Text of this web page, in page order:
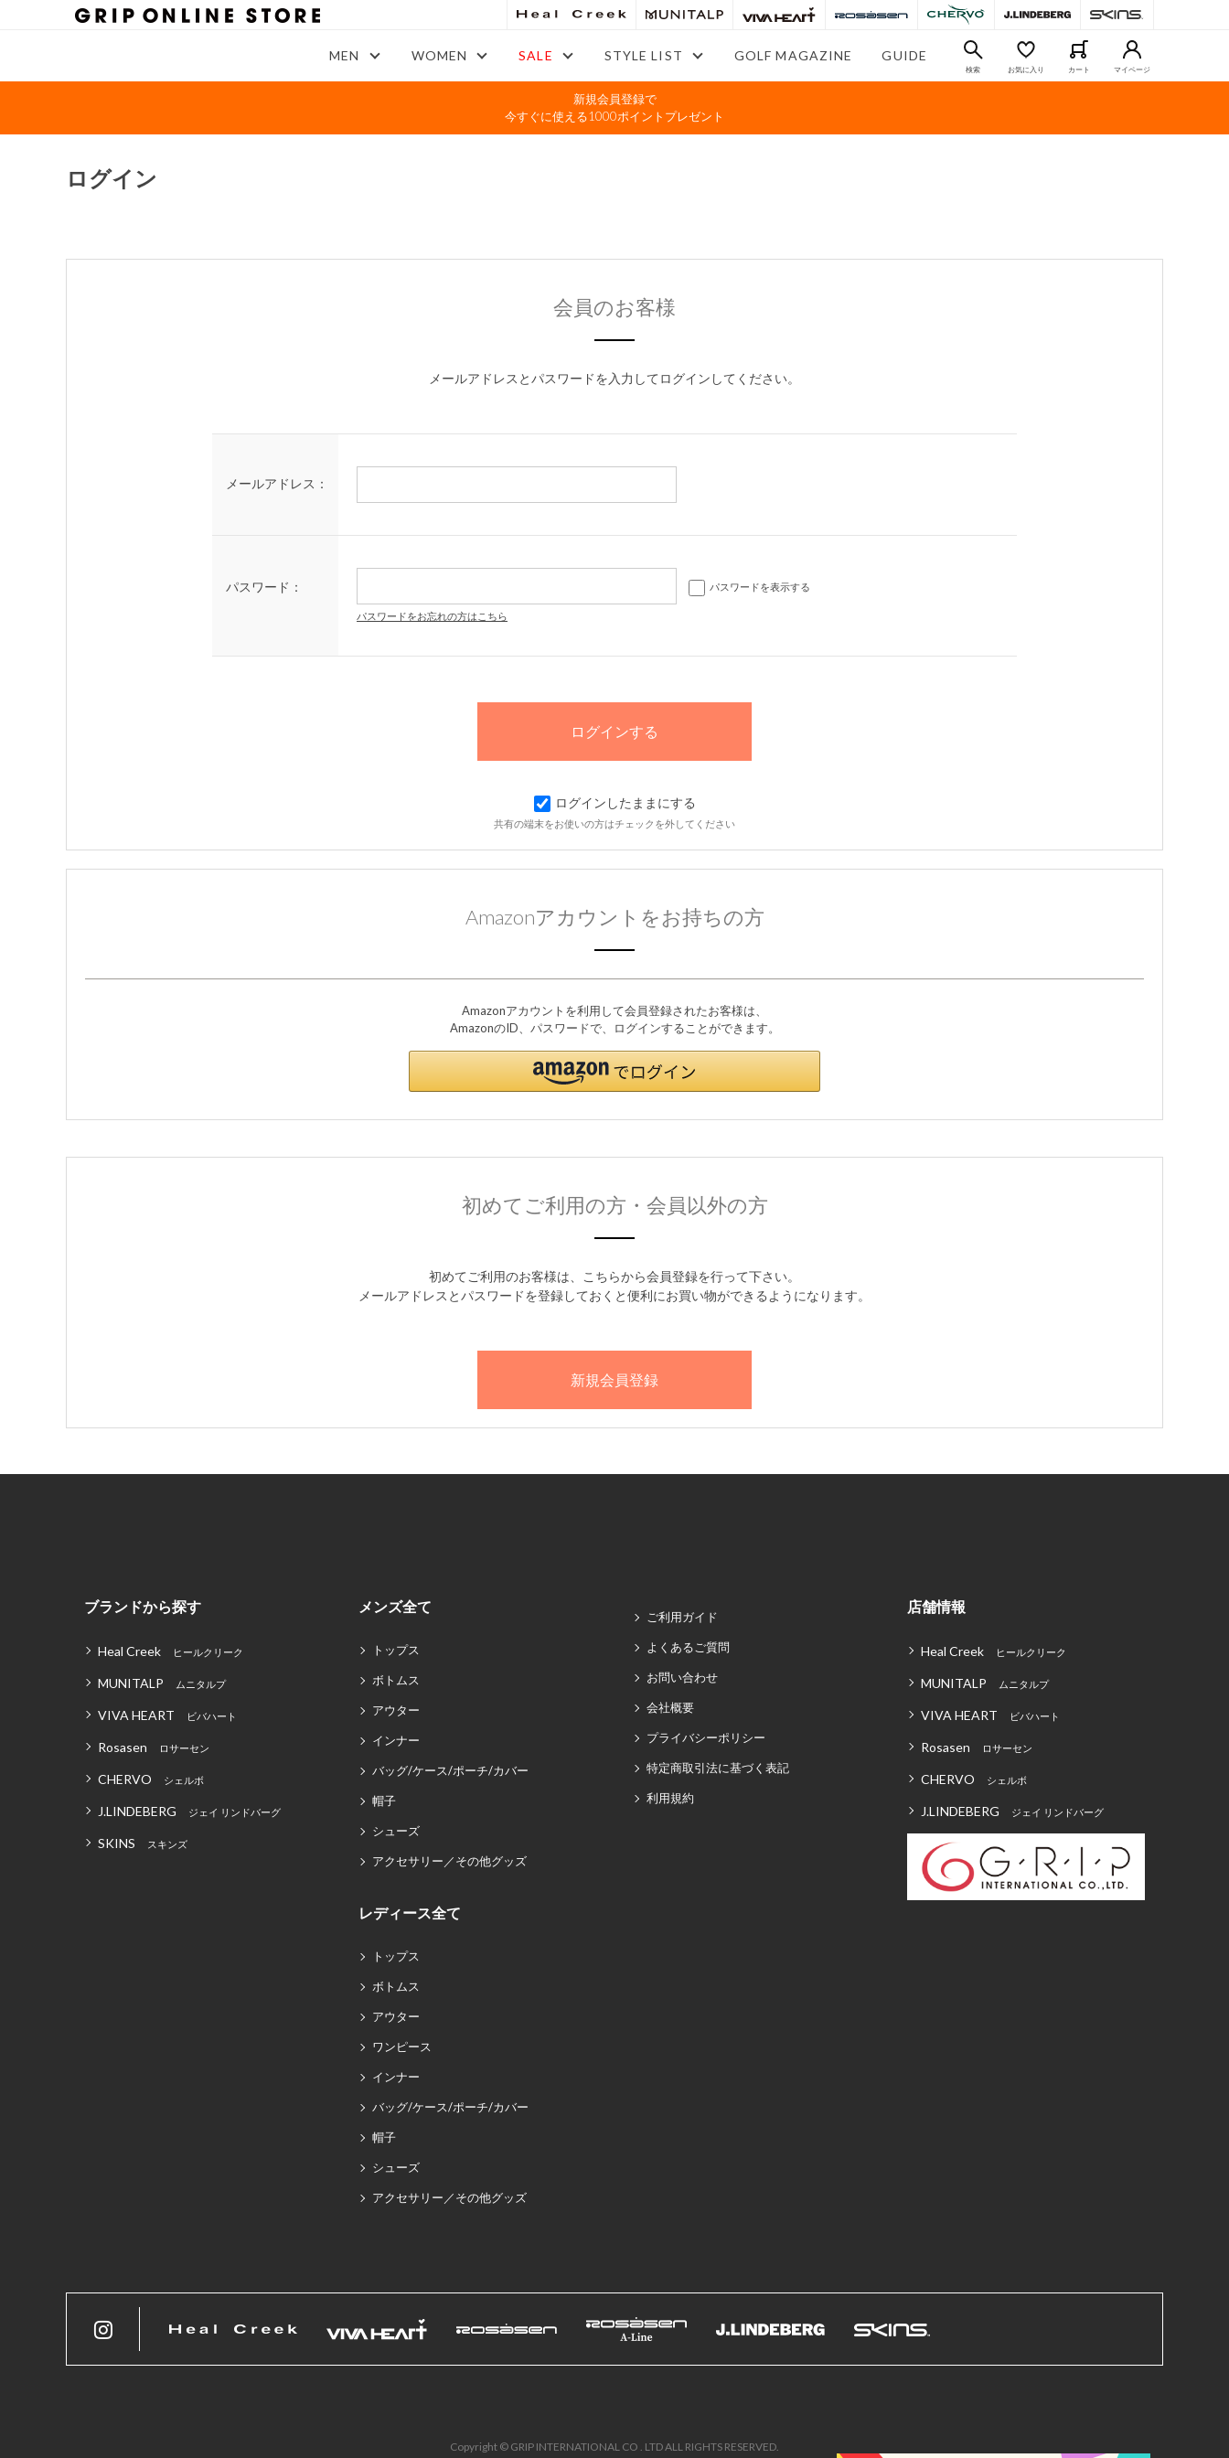
MEN WOMEN SALE STYLE LIST GOLF MAGAZINE GUIDE
検索 お気に入り カート マイページ
新規会員登録で
今すぐに使える1000ポイントプレゼント
ログイン
会員のお客様
メールアドレスとパスワードを入力してログインしてください。
メールアドレス：
パスワード： パスワードを表示する
パスワードをお忘れの方はこちら
ログインしたままにする
共有の端末をお使いの方はチェックを外してください
Amazonアカウントをお持ちの方
Amazonアカウントを利用して会員登録されたお客様は、
AmazonのID、パスワードで、ログインすることができます。
初めてご利用の方・会員以外の方
初めてご利用のお客様は、こちらから会員登録を行って下さい。
メールアドレスとパスワードを登録しておくと便利にお買い物ができるようになります。
ブランドから探す
Heal Creek ヒールクリーク
MUNITALP ムニタルプ
VIVA HEART ビバハート
Rosasen ロサーセン
CHERVO シェルボ
J.LINDEBERG ジェイ リンドバーグ
SKINS スキンズ
メンズ全て
トップス
ボトムス
アウター
インナー
バッグ/ケース/ポーチ/カバー
帽子
シューズ
アクセサリー／その他グッズ
レディース全て
トップス
ボトムス
アウター
ワンピース
インナー
バッグ/ケース/ポーチ/カバー
帽子
シューズ
アクセサリー／その他グッズ
ご利用ガイド
よくあるご質問
お問い合わせ
会社概要
プライバシーポリシー
特定商取引法に基づく表記
利用規約
店舗情報
Heal Creek ヒールクリーク
MUNITALP ムニタルプ
VIVA HEART ビバハート
Rosasen ロサーセン
CHERVO シェルボ
J.LINDEBERG ジェイ リンドバーグ
Copyright © GRIP INTERNATIONAL CO . LTD ALL RIGHTS RESERVED.